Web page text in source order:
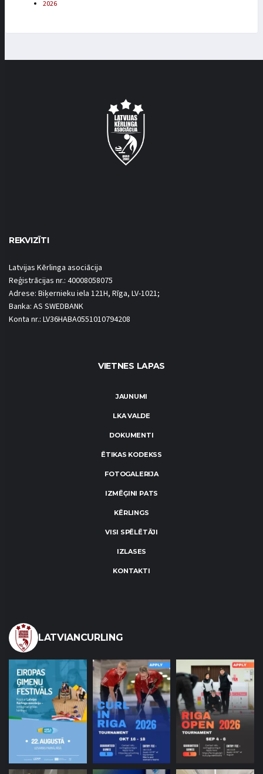
2026
REKVIZĪTI
Latvijas Kērlinga asociācija
Reģistrācijas nr.: 40008058075
Adrese: Biķernieku iela 121H, Rīga, LV-1021;
Banka: AS SWEDBANK
Konta nr.: LV36HABA0551010794208
VIETNES LAPAS
JAUNUMI
LKA VALDE
DOKUMENTI
ĒTIKAS KODEKSS
FOTOGALERIJA
IZMĒĢINI PATS
KĒRLINGS
VISI SPĒLĒTĀJI
IZLASES
KONTAKTI
LATVIANCURLING